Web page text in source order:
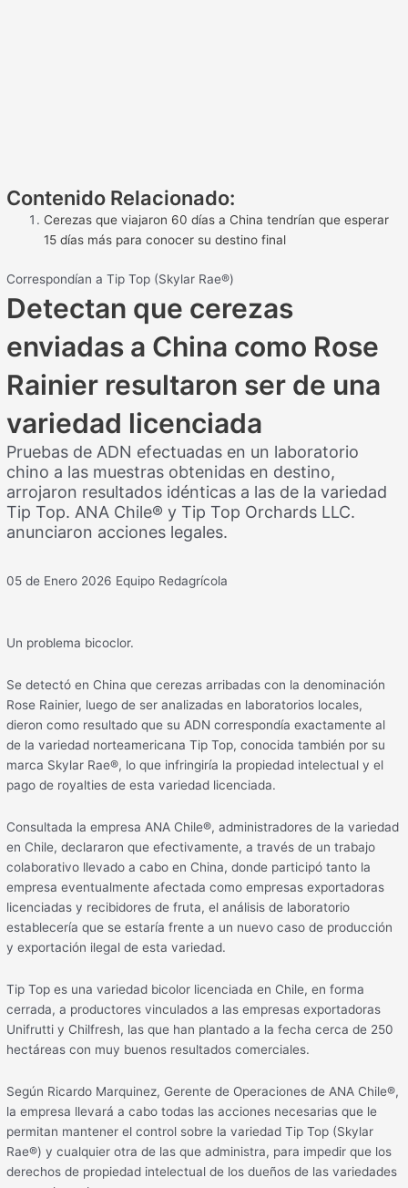
Contenido Relacionado:
Cerezas que viajaron 60 días a China tendrían que esperar
15 días más para conocer su destino final
Correspondían a Tip Top (Skylar Rae®)
Detectan que cerezas
enviadas a China como Rose
Rainier resultaron ser de una
variedad licenciada
Pruebas de ADN efectuadas en un laboratorio
chino a las muestras obtenidas en destino,
arrojaron resultados idénticas a las de la variedad
Tip Top. ANA Chile® y Tip Top Orchards LLC.
anunciaron acciones legales.
05 de Enero 2026 Equipo Redagrícola
Un problema bicoclor.
Se detectó en China que cerezas arribadas con la denominación
Rose Rainier, luego de ser analizadas en laboratorios locales,
dieron como resultado que su ADN correspondía exactamente al
de la variedad norteamericana Tip Top, conocida también por su
marca Skylar Rae®, lo que infringiría la propiedad intelectual y el
pago de royalties de esta variedad licenciada.
Consultada la empresa ANA Chile®, administradores de la variedad
en Chile, declararon que efectivamente, a través de un trabajo
colaborativo llevado a cabo en China, donde participó tanto la
empresa eventualmente afectada como empresas exportadoras
licenciadas y recibidores de fruta, el análisis de laboratorio
establecería que se estaría frente a un nuevo caso de producción
y exportación ilegal de esta variedad.
Tip Top es una variedad bicolor licenciada en Chile, en forma
cerrada, a productores vinculados a las empresas exportadoras
Unifrutti y Chilfresh, las que han plantado a la fecha cerca de 250
hectáreas con muy buenos resultados comerciales.
Según Ricardo Marquinez, Gerente de Operaciones de ANA Chile®,
la empresa llevará a cabo todas las acciones necesarias que le
permitan mantener el control sobre la variedad Tip Top (Skylar
Rae®) y cualquier otra de las que administra, para impedir que los
derechos de propiedad intelectual de los dueños de las variedades